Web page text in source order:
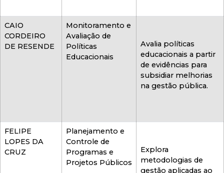
CAIO
CORDEIRO
DE RESENDE
Monitoramento e
Avaliação de
Políticas
Educacionais
Avalia políticas
educacionais a partir
de evidências para
subsidiar melhorias
na gestão pública.
FELIPE
LOPES DA
CRUZ
Planejamento e
Controle de
Programas e
Projetos Públicos
Explora
metodologias de
gestão aplicadas ao